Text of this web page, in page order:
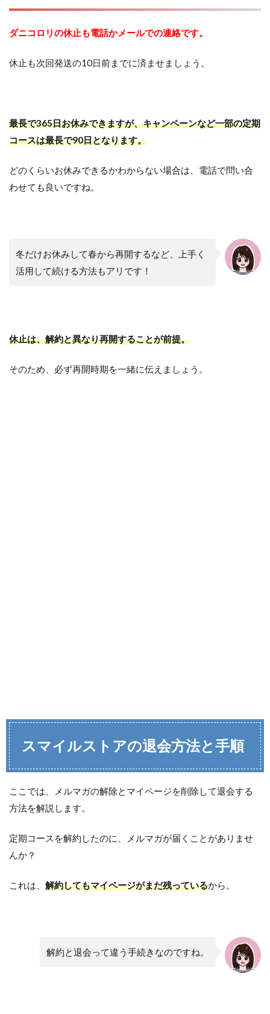
ダニコロリの休止も電話かメールでの連絡です。
休止も次回発送の10日前までに済ませましょう。
最長で365日お休みできますが、キャンペーンなど一部の定期
コースは最長で90日となります。
どのくらいお休みできるかわからない場合は、電話で問い合
わせても良いですね。
冬だけお休みして春から再開するなど、上手く
活用して続ける方法もアリです！
休止は、解約と異なり再開することが前提。
そのため、必ず再開時期を一緒に伝えましょう。
スマイルストアの退会方法と手順
ここでは、メルマガの解除とマイページを削除して退会する
方法を解説します。
定期コースを解約したのに、メルマガが届くことがありませ
んか？
これは、 解約してもマイページがまだ残っているから。
解約と退会って違う手続きなのですね。